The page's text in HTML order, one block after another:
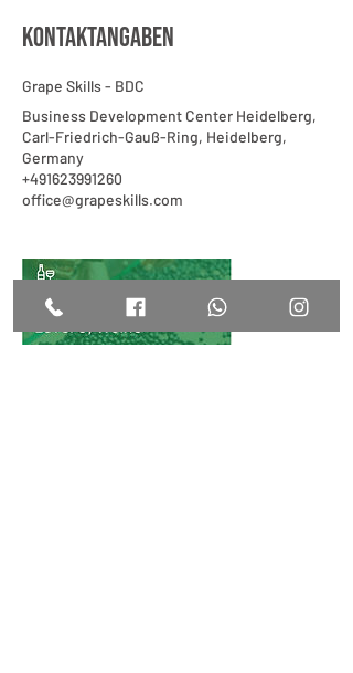
Kontaktangaben
Grape Skills - BDC
Business Development Center Heidelberg,
Carl-Friedrich-Gauß-Ring, Heidelberg,
Germany
+491623991260
office@grapeskills.com